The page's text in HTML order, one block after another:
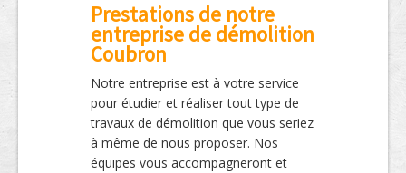
Prestations de notre
entreprise de démolition
Coubron
Notre entreprise est à votre service
pour étudier et réaliser tout type de
travaux de démolition que vous seriez
à même de nous proposer. Nos
équipes vous accompagneront et